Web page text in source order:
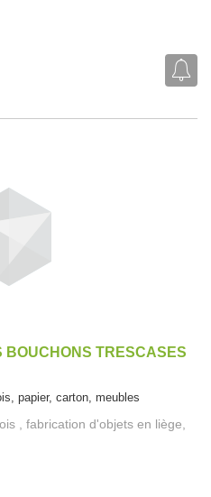
BOUCHONS TRESCASES
papier, carton, meubles
, fabrication d'objets en liège,